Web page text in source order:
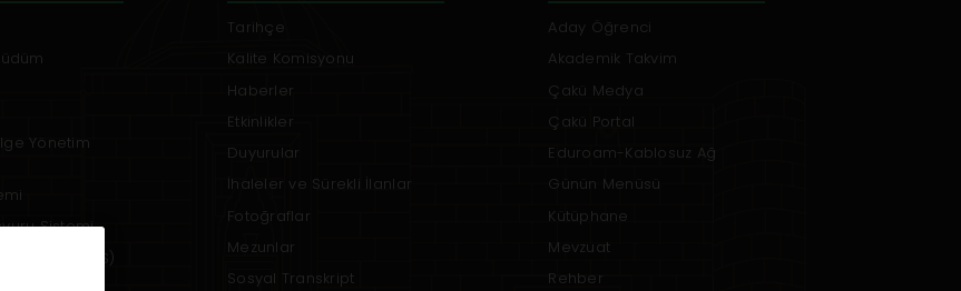
Yönetim
Sistemi
Sistemi (UBYS)
Tarihçe
Kalite Komisyonu
Haberler
Etkinlikler
Duyurular
İhaleler ve Sürekli İlanlar
Fotoğraflar
Mezunlar
Sosyal Transkript
Aday Öğrenci
Akademik Takvim
Çakü Medya
Çakü Portal
Eduroam-Kablosuz Ağ
Günün Menüsü
Kütüphane
Mevzuat
Rehber